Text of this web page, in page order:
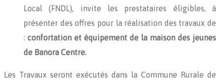
Local (FNDL), invite les prestataires éligibles, à
présenter des offres pour la réalisation des travaux de
: confortation et équipement de la maison des jeunes
de Banora Centre.
Les Travaux seront exécutés dans la Commune Rurale de